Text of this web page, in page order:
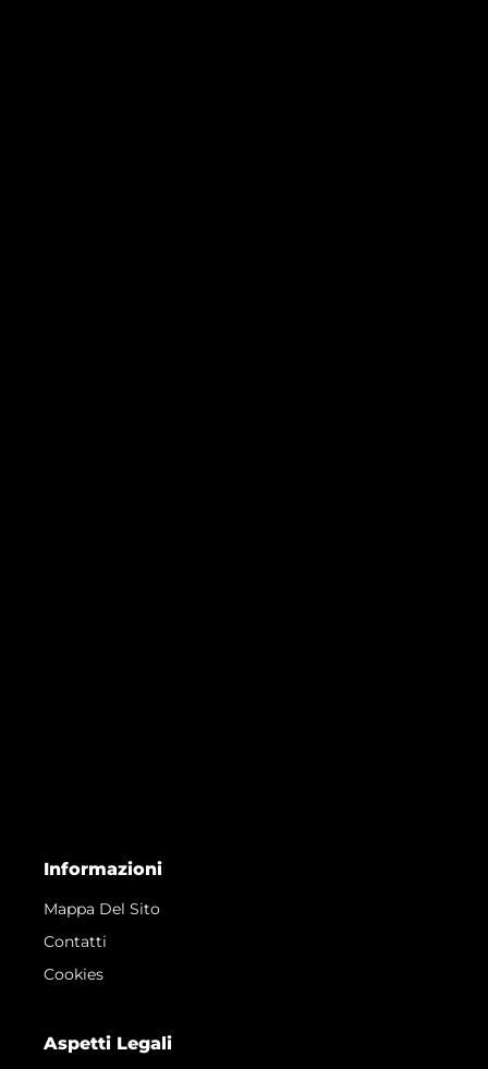
Informazioni
Mappa Del Sito
Contatti
Cookies
Aspetti Legali